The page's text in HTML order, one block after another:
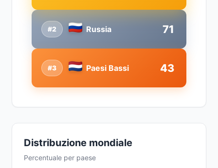
#2 Russia 71
#3 Paesi Bassi 43
Distribuzione mondiale
Percentuale per paese